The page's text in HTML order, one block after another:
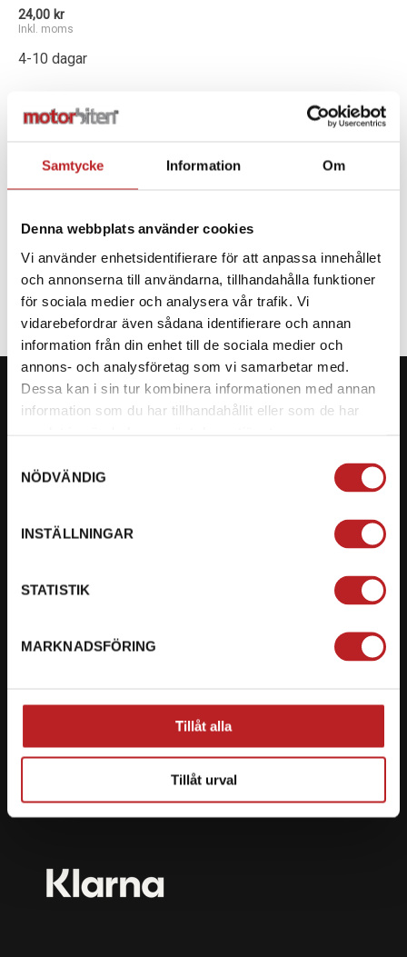
Samtycke Information Om
Denna webbplats använder cookies
Vi använder enhetsidentifierare för att anpassa innehållet
och annonserna till användarna, tillhandahålla funktioner
för sociala medier och analysera vår trafik. Vi
vidarebefordrar även sådana identifierare och annan
information från din enhet till de sociala medier och
annons- och analysföretag som vi samarbetar med.
Dessa kan i sin tur kombinera informationen med annan
information som du har tillhandahållit eller som de har
NÖDVÄNDIG
INSTÄLLNINGAR
STATISTIK
MARKNADSFÖRING
Tillåt alla
Tillåt urval
24,00 kr
Inkl. moms
4-10 dagar
- +
SPECIFIKATION
Org. nummer: 5566689278
Ryckepungsvägen 3, 79177 Falun
Vi erbjuder flera olika betalsätt. Dina köp är alltid
skyddade med krypteringsteknik.